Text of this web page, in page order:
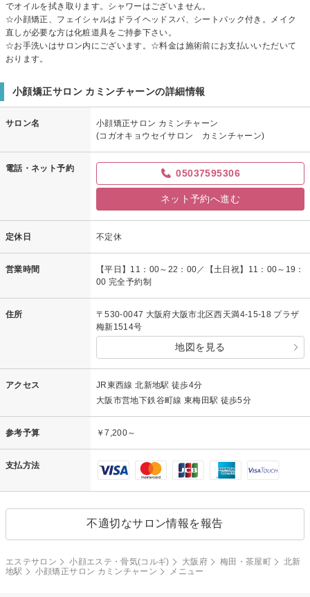
でオイルを拭き取ります。シャワーはございません。
☆小顔矯正、フェイシャルはドライヘッドスパ、シートパック付き。メイク
直しが必要な方は化粧道具をご持参下さい。
☆お手洗いはサロン内にございます。☆料金は施術前にお支払いいただいて
おります。
小顔矯正サロン カミンチャーンの詳細情報
サロン名
小顔矯正サロン カミンチャーン
(コガオキョウセイサロン カミンチャーン)
電話・ネット予約 05037595306
ネット予約へ進む
定休日 不定休
営業時間
【平日】11：00～22：00／【土日祝】11：00～19：
00 完全予約制
住所
〒530-0047 大阪府大阪市北区西天満4-15-18 プラザ
梅新1514号
地図を見る
アクセス
JR東西線 北新地駅 徒歩4分
大阪市営地下鉄谷町線 東梅田駅 徒歩5分
参考予算 ￥7,200～
支払方法
不適切なサロン情報を報告
エステサロン 小顔エステ・骨気(コルギ) 大阪府 梅田・茶屋町
北新
地駅
小顔矯正サロン カミンチャーン メニュー